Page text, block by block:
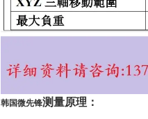
韩国微先锋测量原理：